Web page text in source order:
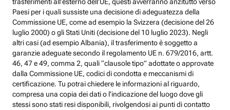
Paesi per i quali sussiste una decisione di adeguatezza della
Commissione UE, come ad esempio la Svizzera (decisione del 26
luglio 2000) o gli Stati Uniti (decisione del 10 luglio 2023). Negli
altri casi (ad esempio Albania), il trasferimento è soggetto a
garanzie adeguate secondo il regolamento UE n. 679/2016, artt.
46, 47 e 49, comma 2, quali “clausole tipo” adottate o approvate
dalla Commissione UE, codici di condotta e meccanismi di
certificazione. Tu potrai chiedere le informazioni al riguardo,
compresa una copia dei dati o l’indicazione del luogo dove gli
stessi sono stati resi disponibili, rivolgendosi ai punti di contatto